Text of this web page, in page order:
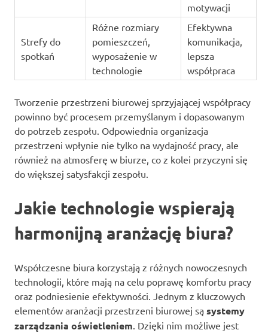
motywacji
Strefy do
spotkań
Różne rozmiary
pomieszczeń,
wyposażenie w
technologie
Efektywna
komunikacja,
lepsza
współpraca
Tworzenie przestrzeni biurowej sprzyjającej współpracy
powinno być procesem przemyślanym i dopasowanym
do potrzeb zespołu. Odpowiednia organizacja
przestrzeni wpłynie nie tylko na wydajność pracy, ale
również na atmosferę w biurze, co z kolei przyczyni się
do większej satysfakcji zespołu.
Jakie technologie wspierają
harmonijną aranżację biura?
Współczesne biura korzystają z różnych nowoczesnych
technologii, które mają na celu poprawę komfortu pracy
oraz podniesienie efektywności. Jednym z kluczowych
elementów aranżacji przestrzeni biurowej są systemy
zarządzania oświetleniem . Dzięki nim możliwe jest